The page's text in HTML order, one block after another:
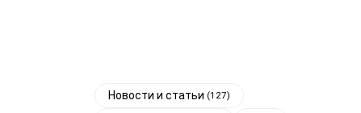
Новости и статьи (127)